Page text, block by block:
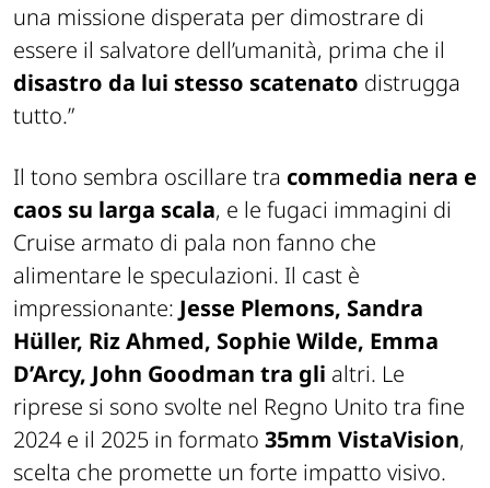
una missione disperata per dimostrare di
essere il salvatore dell’umanità, prima che il
disastro da lui stesso scatenato distrugga
tutto.”
Il tono sembra oscillare tra commedia nera e
caos su larga scala, e le fugaci immagini di
Cruise armato di pala non fanno che
alimentare le speculazioni. Il cast è
impressionante: Jesse Plemons, Sandra
Hüller, Riz Ahmed, Sophie Wilde, Emma
D’Arcy, John Goodman tra gli altri. Le
riprese si sono svolte nel Regno Unito tra fine
2024 e il 2025 in formato 35mm VistaVision,
scelta che promette un forte impatto visivo.